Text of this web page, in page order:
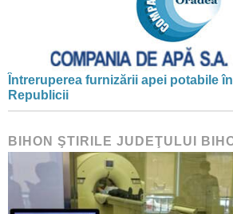
Întreruperea furnizării apei potabile
Republicii
BIHON ŞTIRILE JUDEŢULUI